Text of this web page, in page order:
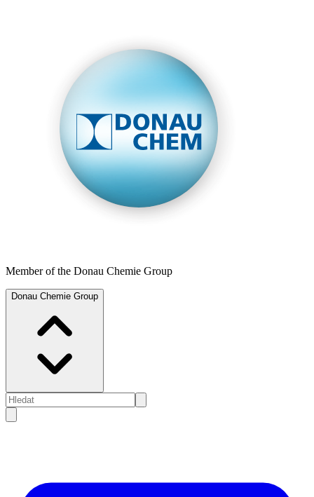
Member of the Donau Chemie Group
Donau Chemie Group